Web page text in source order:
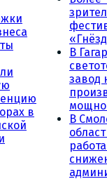
в
В
завод
В